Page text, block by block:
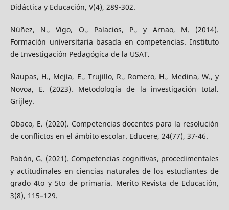
Didáctica y Educación, V(4), 289-302.
Núñez, N., Vigo, O., Palacios, P., y Arnao, M. (2014).
Formación universitaria basada en competencias. Instituto
de Investigación Pedagógica de la USAT.
Ñaupas, H., Mejía, E., Trujillo, R., Romero, H., Medina, W., y
Novoa, E. (2023). Metodología de la investigación total.
Grijley.
Obaco, E. (2020). Competencias docentes para la resolución
de conflictos en el ámbito escolar. Educere, 24(77), 37-46.
Pabón, G. (2021). Competencias cognitivas, procedimentales
y actitudinales en ciencias naturales de los estudiantes de
grado 4to y 5to de primaria. Merito Revista de Educación,
3(8), 115–129.